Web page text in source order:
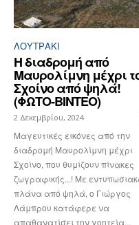
ΛΟΥΤΡΆΚΙ
Η διαδρομή από
Μαυρολίμνη μέχρι
Σχοίνο από ψηλά!
(ΦΩΤΟ-ΒΙΝΤΕΟ)
2 Δεκεμβρίου, 2024
Μαγευτικές εικόνες από την
διαδρομή Μαυρολίμνη μέχρι
Σχοίνο, που θυμίζουν πίνακες
ζωγραφικής...! Με εντυπωσιακά
πλάνα από ψηλά, ο Γιώργος
Λάμπρου κατάφερε να
απαθανατίσει την γοητεία...